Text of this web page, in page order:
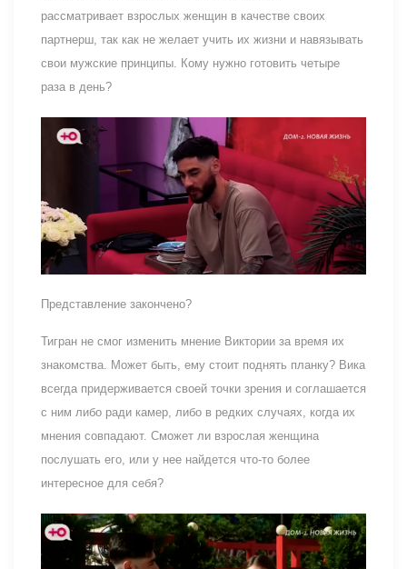
рассматривает взрослых женщин в качестве своих
партнерш, так как не желает учить их жизни и навязывать
свои мужские принципы. Кому нужно готовить четыре
раза в день?
Представление закончено?
Тигран не смог изменить мнение Виктории за время их
знакомства. Может быть, ему стоит поднять планку? Вика
всегда придерживается своей точки зрения и соглашается
с ним либо ради камер, либо в редких случаях, когда их
мнения совпадают. Сможет ли взрослая женщина
послушать его, или у нее найдется что-то более
интересное для себя?